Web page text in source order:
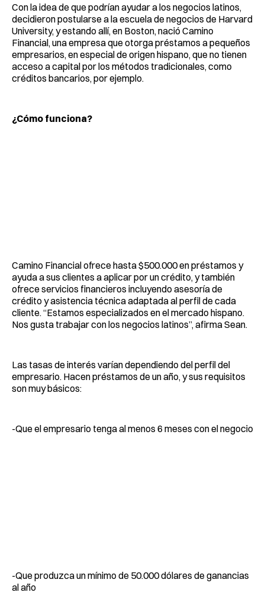
Con la idea de que podrían ayudar a los negocios latinos,
decidieron postularse a la escuela de negocios de Harvard
University, y estando allí, en Boston, nació Camino
Financial, una empresa que otorga préstamos a pequeños
empresarios, en especial de origen hispano, que no tienen
acceso a capital por los métodos tradicionales, como
créditos bancarios, por ejemplo.
¿Cómo funciona?
Camino Financial ofrece hasta $500.000 en préstamos y
ayuda a sus clientes a aplicar por un crédito, y también
ofrece servicios financieros incluyendo asesoría de
crédito y asistencia técnica adaptada al perfil de cada
cliente. “Estamos especializados en el mercado hispano.
Nos gusta trabajar con los negocios latinos”, afirma Sean.
Las tasas de interés varían dependiendo del perfil del
empresario. Hacen préstamos de un año, y sus requisitos
son muy básicos:
-Que el empresario tenga al menos 6 meses con el negocio
-Que produzca un mínimo de 50.000 dólares de ganancias
al año